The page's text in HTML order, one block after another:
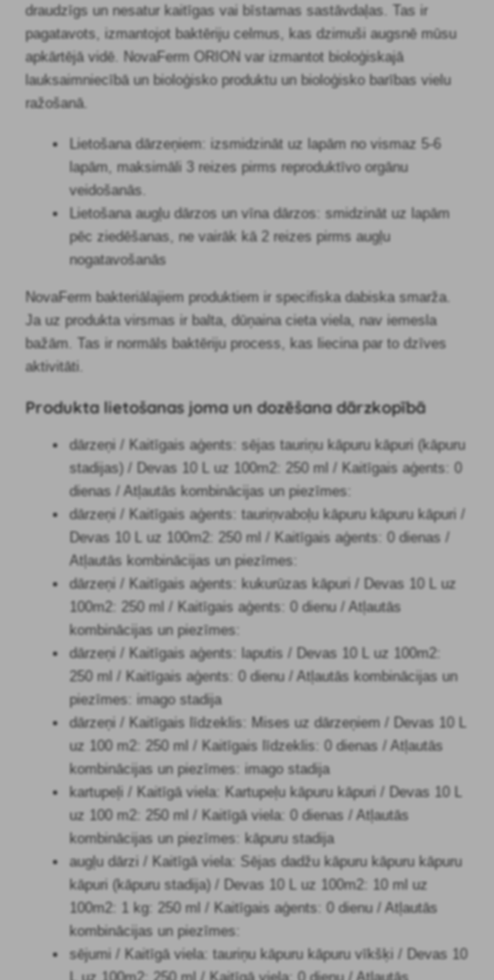
draudzīgs un nesatur kaitīgas vai bīstamas sastāvdaļas. Tas ir
pagatavots, izmantojot baktēriju celmus, kas dzimuši augsnē mūsu
apkārtējā vidē. NovaFerm ORION var izmantot bioloģiskajā
lauksaimniecībā un bioloģisko produktu un bioloģisko barības vielu
ražošanā.
Lietošana dārzeņiem: izsmidzināt uz lapām no vismaz 5-6
lapām, maksimāli 3 reizes pirms reproduktīvo orgānu
veidošanās.
Lietošana augļu dārzos un vīna dārzos: smidzināt uz lapām
pēc ziedēšanas, ne vairāk kā 2 reizes pirms augļu
nogatavošanās
NovaFerm bakteriālajiem produktiem ir specifiska dabiska smarža.
Ja uz produkta virsmas ir balta, dūņaina cieta viela, nav iemesla
bažām. Tas ir normāls baktēriju process, kas liecina par to dzīves
aktivitāti.
Produkta lietošanas joma un dozēšana dārzkopībā
dārzeņi / Kaitīgais aģents: sējas tauriņu kāpuru kāpuri (kāpuru
stadijas) / Devas 10 L uz 100m2: 250 ml / Kaitīgais aģents: 0
dienas / Atļautās kombinācijas un piezīmes:
dārzeņi / Kaitīgais aģents: tauriņvaboļu kāpuru kāpuru kāpuri /
Devas 10 L uz 100m2: 250 ml / Kaitīgais aģents: 0 dienas /
Atļautās kombinācijas un piezīmes:
dārzeņi / Kaitīgais aģents: kukurūzas kāpuri / Devas 10 L uz
100m2: 250 ml / Kaitīgais aģents: 0 dienu / Atļautās
kombinācijas un piezīmes:
dārzeņi / Kaitīgais aģents: laputis / Devas 10 L uz 100m2:
250 ml / Kaitīgais aģents: 0 dienu / Atļautās kombinācijas un
piezīmes: imago stadija
dārzeņi / Kaitīgais līdzeklis: Mises uz dārzeņiem / Devas 10 L
uz 100 m2: 250 ml / Kaitīgais līdzeklis: 0 dienas / Atļautās
kombinācijas un piezīmes: imago stadija
kartupeļi / Kaitīgā viela: Kartupeļu kāpuru kāpuri / Devas 10 L
uz 100 m2: 250 ml / Kaitīgā viela: 0 dienas / Atļautās
kombinācijas un piezīmes: kāpuru stadija
augļu dārzi / Kaitīgā viela: Sējas dadžu kāpuru kāpuru kāpuru
kāpuri (kāpuru stadija) / Devas 10 L uz 100m2: 10 ml uz
100m2: 1 kg: 250 ml / Kaitīgais aģents: 0 dienu / Atļautās
kombinācijas un piezīmes:
sējumi / Kaitīgā viela: tauriņu kāpuru kāpuru vīkšķi / Devas 10